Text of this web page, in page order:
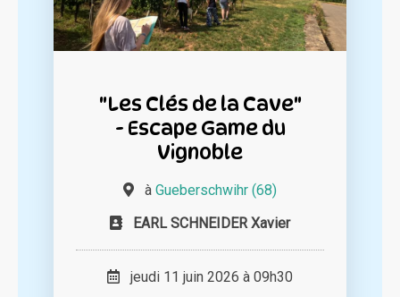
"Les Clés de la Cave"
- Escape Game du
Vignoble
à Gueberschwihr (68)
EARL SCHNEIDER Xavier
jeudi 11 juin 2026 à 09h30